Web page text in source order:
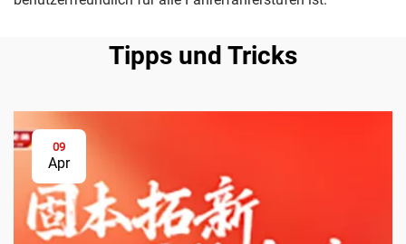
Tipps und Tricks
09
Apr